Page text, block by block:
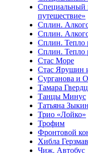
Специальный
путешествие»
Сплин.
Сплин.
Сплин. Тепло
Сплин. Тепло
Стас Море
Стас Ярушин
Сурганова и
Тамара
Танцы Минус
Татьяна
Трио «Лойко»
Трофим
Фронтовой
Хибла
Чиж. Автобус